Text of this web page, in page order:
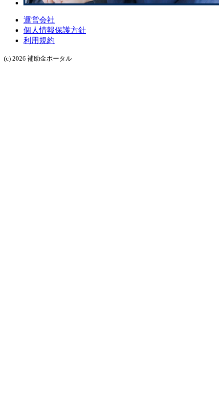
運営会社
個人情報保護方針
利用規約
(c) 2026 補助金ポータル